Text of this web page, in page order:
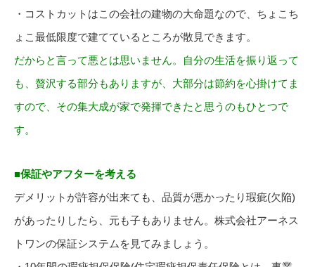
・コストカットはこの会社の建物の大命題なので、ちょこち
ょこ最低限度で建てているところが散見できます。
だからと言って悪とは思いません。自分の生活を振り返って
も、贅沢する部分もありますが、大部分は節約を心掛けてま
すので、その集大成が家で発揮できたと思うのもひとつで
す。
■保証やアフターを考える
デメリットが許容が出来ても、品質が悪かったり瑕疵(欠陥)
があったりしたら、元も子もありません。株式会社アーネス
トワンの保証システムを見てみましょう。